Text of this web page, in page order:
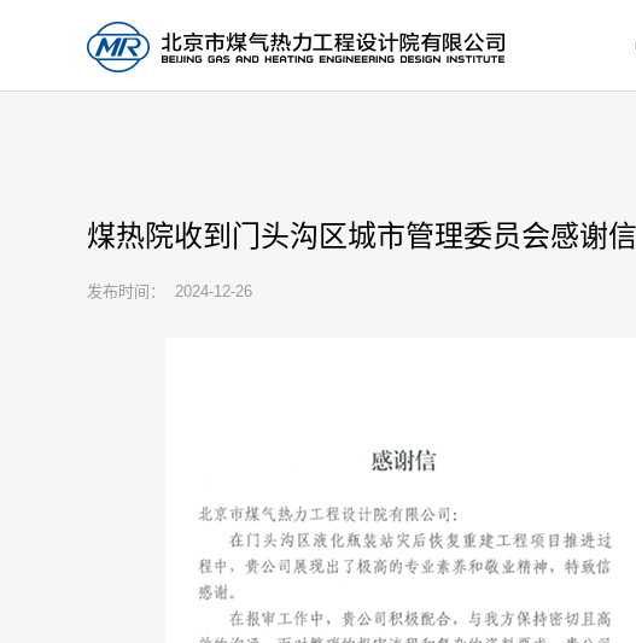
煤热院收到门头沟区城市管理委员会感谢信
发布时间： 2024-12-26